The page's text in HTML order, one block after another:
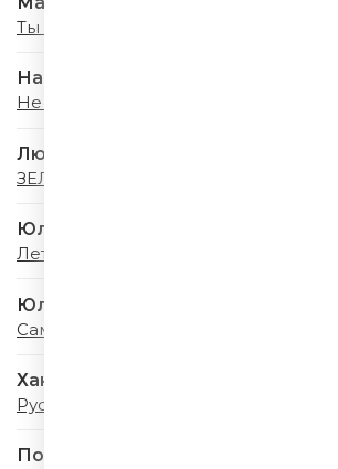
Ты помнишь
Наталья Подольская
Не Бояться
Люся Чеботина
ЗЕЛЕНЫЕ ГЛАЗА
Юлия Савичева
Летний дождь
Юлианна Караулова
Самолёты
Ханна
Русская красавица
Полина Гагарина